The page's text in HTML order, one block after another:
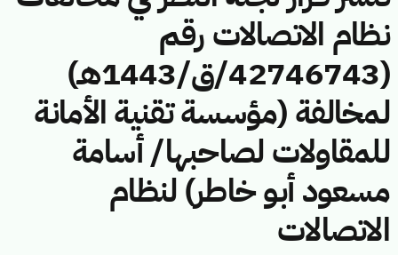
نظام الاتصالات رقم
(42746743/ق/1443هـ)
لمخالفة (مؤسسة تقنية الأمانة
للمقاولات لصاحبها/ أسامة
مسعود أبو خاطر) لنظام
الاتصالات